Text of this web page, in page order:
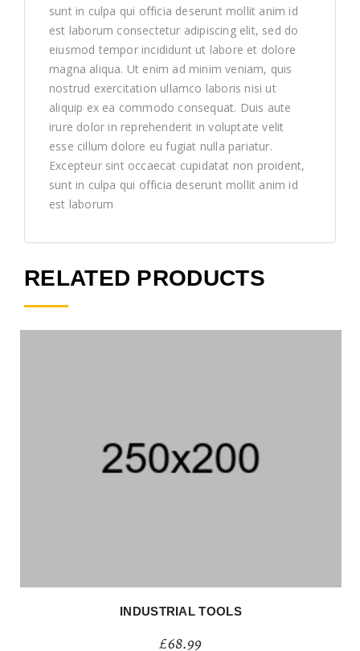
sunt in culpa qui officia deserunt mollit anim id
est laborum consectetur adipiscing elit, sed do
eiusmod tempor incididunt ut labore et dolore
magna aliqua. Ut enim ad minim veniam, quis
nostrud exercitation ullamco laboris nisi ut
aliquip ex ea commodo consequat. Duis aute
irure dolor in reprehenderit in voluptate velit
esse cillum dolore eu fugiat nulla pariatur.
Excepteur sint occaecat cupidatat non proident,
sunt in culpa qui officia deserunt mollit anim id
est laborum
RELATED PRODUCTS
INDUSTRIAL TOOLS
£68.99